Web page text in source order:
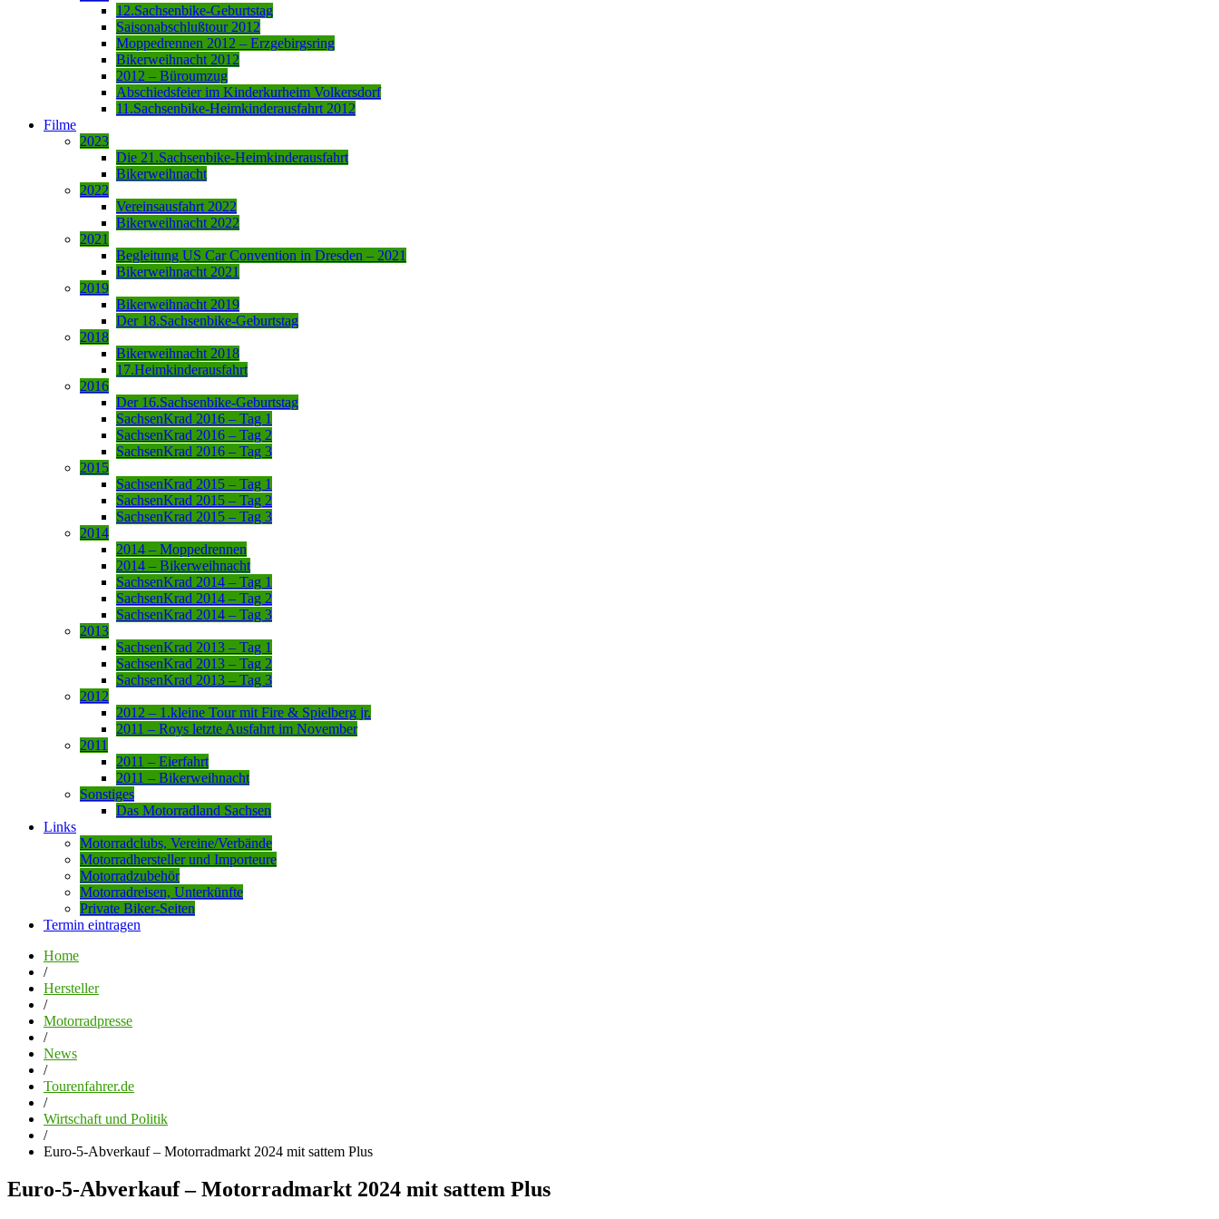
12.Sachsenbike-Geburtstag
Saisonabschlußtour 2012
Moppedrennen 2012 – Erzgebirgsring
Bikerweihnacht 2012
2012 – Büroumzug
Abschiedsfeier im Kinderkurheim Volkersdorf
11.Sachsenbike-Heimkinderausfahrt 2012
Filme
2023
Die 21.Sachsenbike-Heimkinderausfahrt
Bikerweihnacht
2022
Vereinsausfahrt 2022
Bikerweihnacht 2022
2021
Begleitung US Car Convention in Dresden – 2021
Bikerweihnacht 2021
2019
Bikerweihnacht 2019
Der 18.Sachsenbike-Geburtstag
2018
Bikerweihnacht 2018
17.Heimkinderausfahrt
2016
Der 16.Sachsenbike-Geburtstag
SachsenKrad 2016 – Tag 1
SachsenKrad 2016 – Tag 2
SachsenKrad 2016 – Tag 3
2015
SachsenKrad 2015 – Tag 1
SachsenKrad 2015 – Tag 2
SachsenKrad 2015 – Tag 3
2014
2014 – Moppedrennen
2014 – Bikerweihnacht
SachsenKrad 2014 – Tag 1
SachsenKrad 2014 – Tag 2
SachsenKrad 2014 – Tag 3
2013
SachsenKrad 2013 – Tag 1
SachsenKrad 2013 – Tag 2
SachsenKrad 2013 – Tag 3
2012
2012 – 1.kleine Tour mit Fire & Spielberg jr.
2011 – Roys letzte Ausfahrt im November
2011
2011 – Eierfahrt
2011 – Bikerweihnacht
Sonstiges
Das Motorradland Sachsen
Links
Motorradclubs, Vereine/Verbände
Motorradhersteller und Importeure
Motorradzubehör
Motorradreisen, Unterkünfte
Private Biker-Seiten
Termin eintragen
Home
/
Hersteller
/
Motorradpresse
/
News
/
Tourenfahrer.de
/
Wirtschaft und Politik
/
Euro-5-Abverkauf – Motorradmarkt 2024 mit sattem Plus
Euro-5-Abverkauf – Motorradmarkt 2024 mit sattem Plus